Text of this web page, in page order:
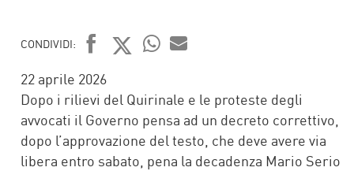
CONDIVIDI:
FACEBOOK
TWITTER
22 aprile 2026
Dopo i rilievi del Quirinale e le proteste degli
avvocati il Governo pensa ad un decreto correttivo,
dopo l’approvazione del testo, che deve avere via
libera entro sabato, pena la decadenza Mario Serio